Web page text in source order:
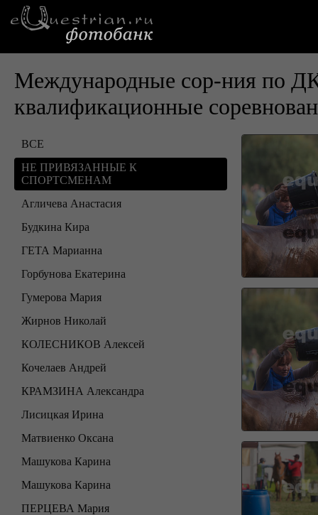
Международные сор-ния по
квалификационные
ВСЕ
НЕ ПРИВЯЗАННЫЕ К
СПОРТСМЕНАМ
Агличева Анастасия
Будкина Кира
ГЕТА Марианна
Горбунова Екатерина
Гумерова Мария
Жирнов Николай
КОЛЕСНИКОВ Алексей
Кочелаев Андрей
КРАМЗИНА Александра
Лисицкая Ирина
Матвиенко Оксана
Машукова Карина
Машукова Карина
ПЕРЦЕВА Мария